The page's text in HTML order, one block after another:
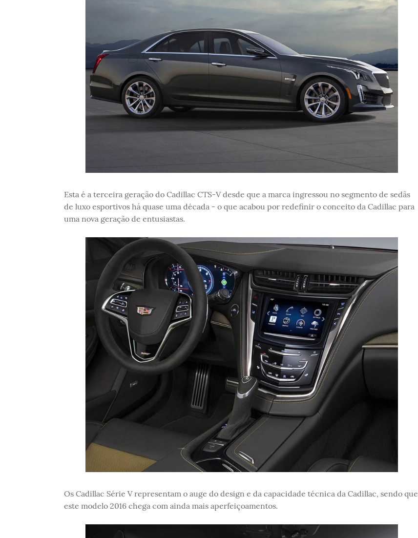
Esta é a terceira geração do Cadillac CTS-V desde que a marca ingressou no segmento de sedãs
de luxo esportivos há quase uma década - o que acabou por redefinir o conceito da Cadillac para
uma nova geração de entusiastas.
Os Cadillac Série V representam o auge do design e da capacidade técnica da Cadillac, sendo que
este modelo 2016 chega com ainda mais aperfeiçoamentos.